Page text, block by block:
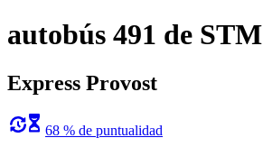
autobús 491 de STM
Express Provost
68 % de puntualidad